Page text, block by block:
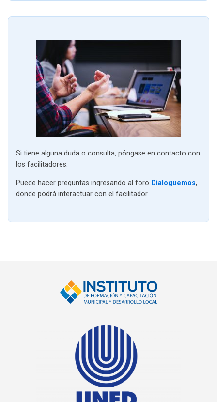
Si tiene alguna duda o consulta, póngase en contacto con
los facilitadores.
Puede hacer preguntas ingresando al foro Dialoguemos,
donde podrá interactuar con el facilitador.